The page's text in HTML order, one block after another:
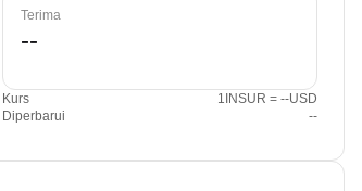
Terima
Kurs
1INSUR = --USD
Diperbarui
--